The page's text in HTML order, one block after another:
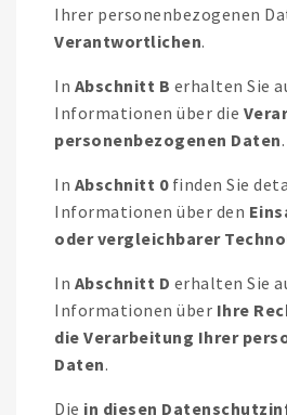
Ihrer personenbezogenen
Verantwortlichen.
In Abschnitt B erhalten Sie
Informationen über die
personenbezogenen Daten.
In Abschnitt 0finden Sie
Informationen über den
oder vergleichbarer
In Abschnitt D erhalten Sie
Informationen über Ihre
die Verarbeitung Ihrer
Daten.
Die in diesen